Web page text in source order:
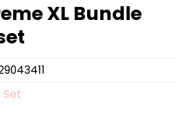
XL Bundle
Set